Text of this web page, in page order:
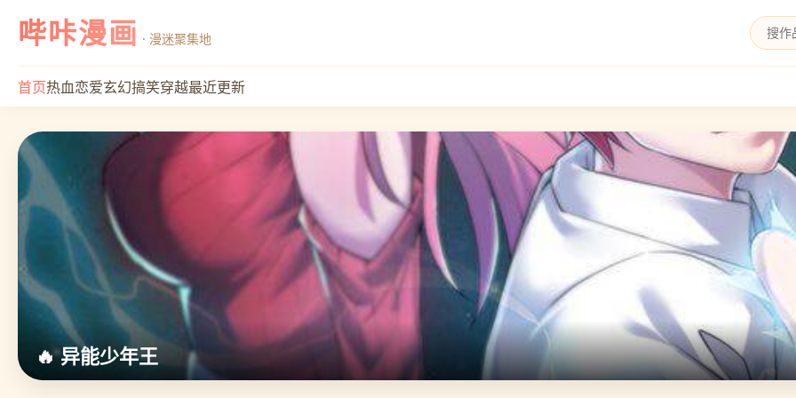
哔咔漫画 · 漫迷聚集地
首页热血恋爱玄幻搞笑穿越最近更新
🔥 异能少年王